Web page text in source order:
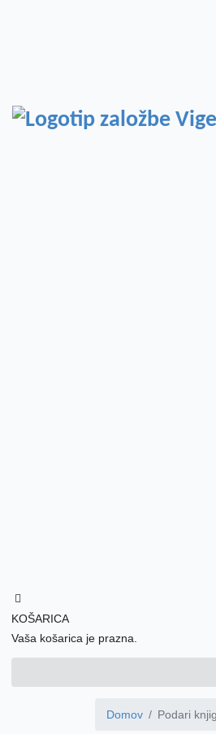
KOŠARICA
Vaša košarica je prazna.
Domov Podari